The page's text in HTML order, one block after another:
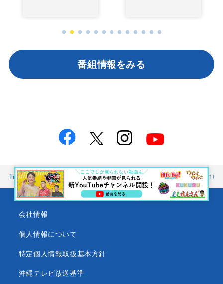
番組情報をみる
Top 番組情報 wake up<br />ウィンウィン 2026年5月10
会社情報
個人情報について
特定個人情報取扱基本方針
沖縄テレビ放送基準